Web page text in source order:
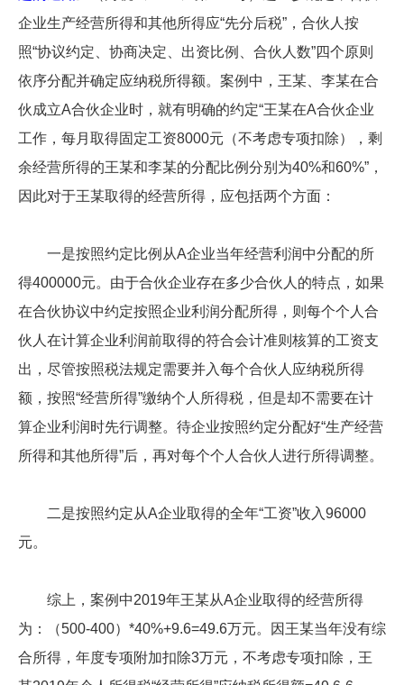
企业生产经营所得和其他所得应“先分后税”，合伙人按
照“协议约定、协商决定、出资比例、合伙人数”四个原则
依序分配并确定应纳税所得额。案例中，王某、李某在合
伙成立A合伙企业时，就有明确的约定“王某在A合伙企业
工作，每月取得固定工资8000元（不考虑专项扣除），剩
余经营所得的王某和李某的分配比例分别为40%和60%”，
因此对于王某取得的经营所得，应包括两个方面：
一是按照约定比例从A企业当年经营利润中分配的所
得400000元。由于合伙企业存在多少合伙人的特点，如果
在合伙协议中约定按照企业利润分配所得，则每个个人合
伙人在计算企业利润前取得的符合会计准则核算的工资支
出，尽管按照税法规定需要并入每个合伙人应纳税所得
额，按照“经营所得”缴纳个人所得税，但是却不需要在计
算企业利润时先行调整。待企业按照约定分配好“生产经营
所得和其他所得”后，再对每个个人合伙人进行所得调整。
二是按照约定从A企业取得的全年“工资”收入96000
元。
综上，案例中2019年王某从A企业取得的经营所得
为：（500-400）*40%+9.6=49.6万元。因王某当年没有综
合所得，年度专项附加扣除3万元，不考虑专项扣除，王